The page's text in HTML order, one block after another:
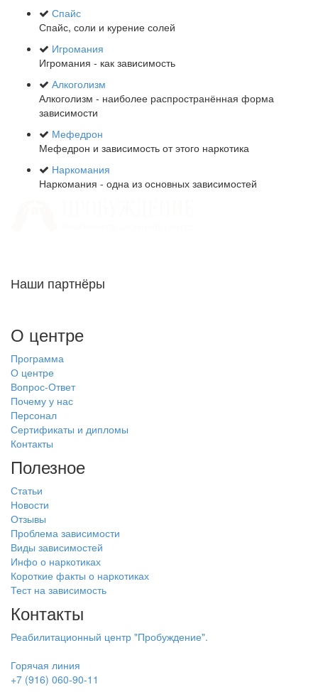
Спайс
Спайс, соли и курение солей
Игромания
Игромания - как зависимость
Алкоголизм
Алкоголизм - наиболее распространённая форма
зависимости
Мефедрон
Мефедрон и зависимость от этого наркотика
Наркомания
Наркомания - одна из основных зависимостей
Наши партнёры
О центре
Программа
О центре
Вопрос-Ответ
Почему у нас
Персонал
Сертификаты и дипломы
Контакты
Полезное
Статьи
Новости
Отзывы
Проблема зависимости
Виды зависимостей
Инфо о наркотиках
Короткие факты о наркотиках
Тест на зависимость
Контакты
Реабилитационный центр "Пробуждение".
Горячая линия
+7 (916) 060-90-11